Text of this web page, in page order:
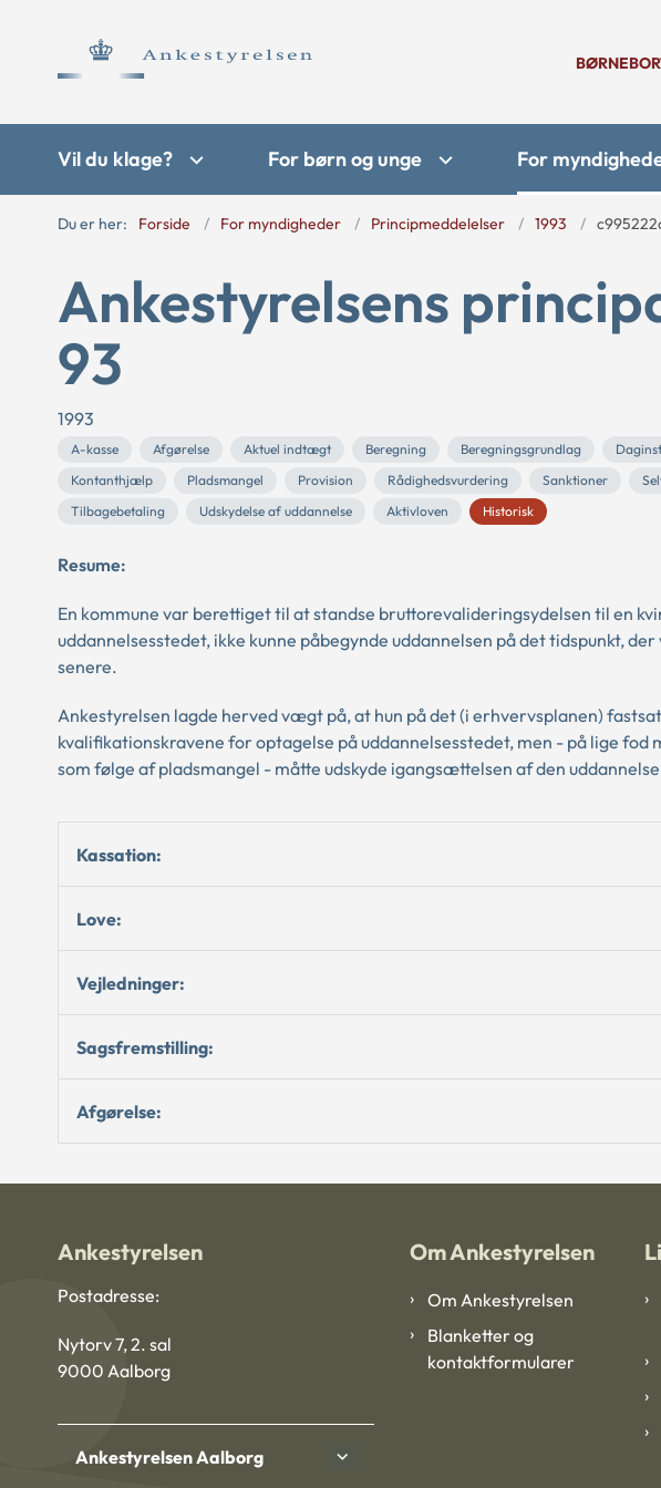
Vil du klage? For børn og unge For
Du er her: Forside For myndigheder Principmeddelelser 1993
Ankestyrelsens
93
1993
A-kasse Afgørelse Aktuel indtægt Beregning Beregningsgrundlag
Kontanthjælp
Pladsmangel Provision Rådighedsvurdering Sanktioner
Tilbagebetaling
Udskydelse af uddannelse Aktivloven Historisk
Resume:
En kommune var berettiget til at standse bruttorevalideringsydelsen til en
uddannelsesstedet, ikke kunne påbegynde uddannelsen på det tidspunkt,
senere.
Ankestyrelsen lagde herved vægt på, at hun på det (i erhvervsplanen)
kvalifikationskravene for optagelse på uddannelsesstedet, men - på lige
som følge af pladsmangel - måtte udskyde igangsættelsen af den
Kassation:
Love:
Vejledninger:
Sagsfremstilling:
Afgørelse:
Ankestyrelsen
Postadresse:
Nytorv 7, 2. sal
9000 Aalborg
Ankestyrelsen Aalborg
Om Ankestyrelsen
Om Ankestyrelsen
Blanketter og
kontaktformularer